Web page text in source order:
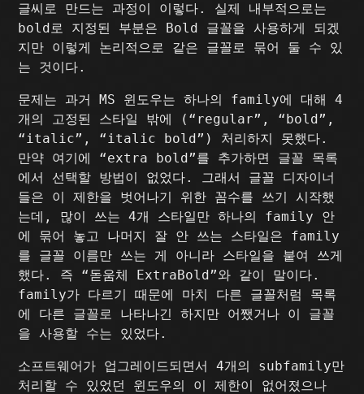
글씨로 만드는 과정이 이렇다. 실제 내부적으로는
bold로 지정된 부분은 Bold 글꼴을 사용하게 되겠
지만 이렇게 논리적으로 같은 글꼴로 묶어 둘 수 있
는 것이다.
문제는 과거 MS 윈도우는 하나의 family에 대해 4
개의 고정된 스타일 밖에 (“regular”, “bold”,
“italic”, “italic bold”) 처리하지 못했다.
만약 여기에 “extra bold”를 추가하면 글꼴 목록
에서 선택할 방법이 없었다. 그래서 글꼴 디자이너
들은 이 제한을 벗어나기 위한 꼼수를 쓰기 시작했
는데, 많이 쓰는 4개 스타일만 하나의 family 안
에 묶어 놓고 나머지 잘 안 쓰는 스타일은 family
를 글꼴 이름만 쓰는 게 아니라 스타일을 붙여 쓰게
했다. 즉 “돋움체 ExtraBold”와 같이 말이다.
family가 다르기 때문에 마치 다른 글꼴처럼 목록
에 다른 글꼴로 나타나긴 하지만 어쨌거나 이 글꼴
을 사용할 수는 있었다.
소프트웨어가 업그레이드되면서 4개의 subfamily만
처리할 수 있었던 윈도우의 이 제한이 없어졌으나